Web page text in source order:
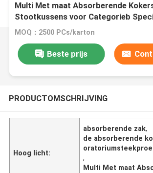
Multi Met maat Absorberende
Stootkussens voor Categorieb
Verpakking
MOQ：2500 PCs/karton
Beste prijs
PRODUCTOMSCHRIJVING
Hoog licht:
absorberende zak,
de absorberende
,
Multi Met maat